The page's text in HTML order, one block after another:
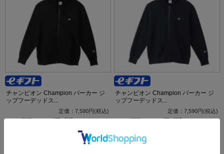
チャンピオン Champion パーカー ジ
ップフーデッドス...
定価：7,590円(税込)
価格：6,072円(税込)<20%OFF>
チャンピオン Champion パーカー ジ
ップフーデッドス...
定価：7,590円(税込)
価格：6,072円(税込)<20%OFF>